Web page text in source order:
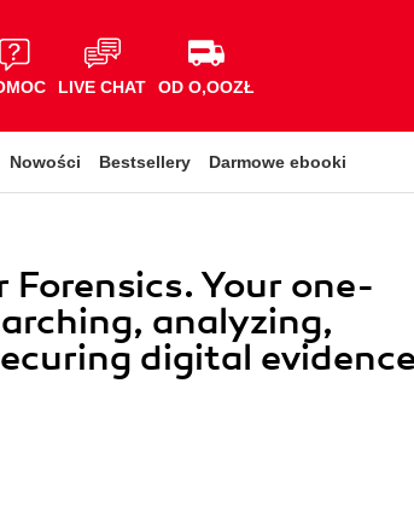
LIVE CHAT OD O,OOZŁ
Nowości Bestsellery Darmowe ebooki
Your one-
analyzing,
digital